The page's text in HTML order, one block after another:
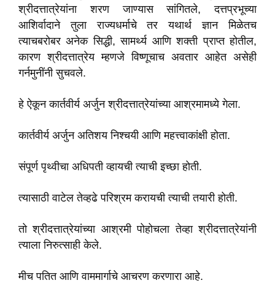
श्रीदत्तात्रेयांना शरण जाण्यास सांगितले, दत्तप्रभूच्या
आशिर्वादाने तुला राज्यधर्माचे तर यथार्थ ज्ञान मिळेतच
त्याचबरोबर अनेक सिद्धी, सामर्थ्य आणि शक्ती प्राप्त होतील,
कारण श्रीदत्तात्रेय म्हणजे विष्णूचाच अवतार आहेत असेही
गर्नमुनींनी सुचवले.
हे ऐकून कार्तवीर्य अर्जुन श्रीदत्तात्रेयांच्या आश्रमामध्ये गेला.
कार्तवीर्य अर्जुन अतिशय निश्चयी आणि महत्त्वाकांक्षी होता.
संपूर्ण पृथ्वीचा अधिपती व्हायची त्याची इच्छा होती.
त्यासाठी वाटेल तेव्हढे परिश्रम करायची त्याची तयारी होती.
तो श्रीदत्तात्रेयांच्या आश्रमी पोहोचला तेव्हा श्रीदत्तात्रेयांनी
त्याला निरुत्साही केले.
मीच पतित आणि वाममार्गाचे आचरण करणारा आहे.